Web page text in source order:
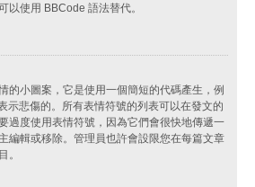
以使用 BBCode 語法替代。
的小圖案，它是使用一個簡短的代碼產生，例
示悲傷的。所有表情符號的列表可以在發文的
過度使用表情符號，因為它們會很快地傳遞一
編輯或移除。管理員也許會設限您在每篇文章
。